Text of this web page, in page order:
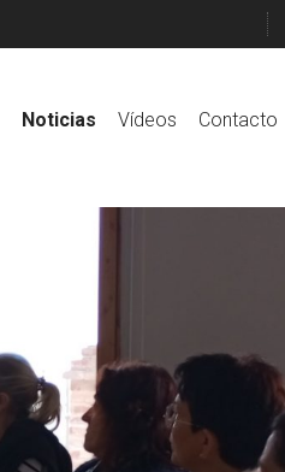
Noticias Vídeos Contacto